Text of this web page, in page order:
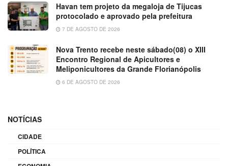
Havan tem projeto da megaloja de Tijucas
protocolado e aprovado pela prefeitura
7 DE AGOSTO DE 2026
Nova Trento recebe neste sábado(08) o XIII
Encontro Regional de Apicultores e
Meliponicultores da Grande Florianópolis
6 DE AGOSTO DE 2026
NOTÍCIAS
CIDADE
POLÍTICA